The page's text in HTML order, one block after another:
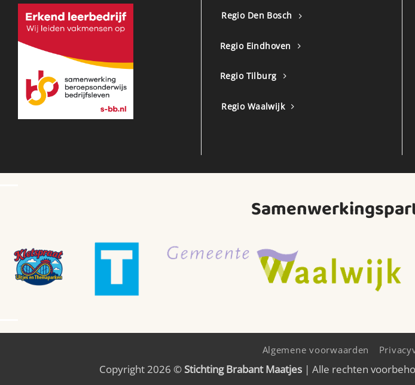
Regio Den Bosch
Regio Eindhoven
Regio Tilburg
Regio Waalwijk
Algemene voorwaarden
Copyright 2026 © Stichting Brabant Maatjes| Alle rechten